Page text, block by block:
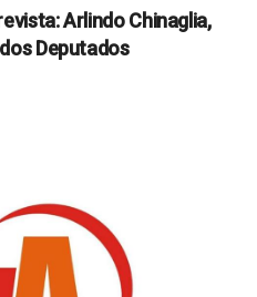
Arlindo Chinaglia,
Deputados